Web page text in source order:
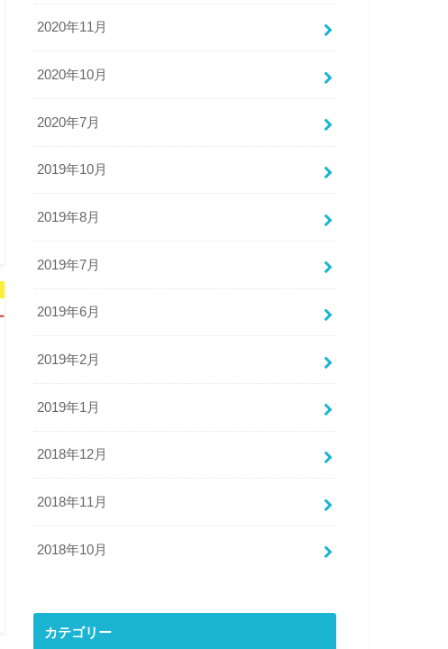
2020年11月
2020年10月
2020年7月
2019年10月
2019年8月
2019年7月
2019年6月
2019年2月
2019年1月
2018年12月
2018年11月
2018年10月
カテゴリー